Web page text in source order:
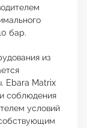
бар.
из
Ebara Matrix
соблюдения
условий